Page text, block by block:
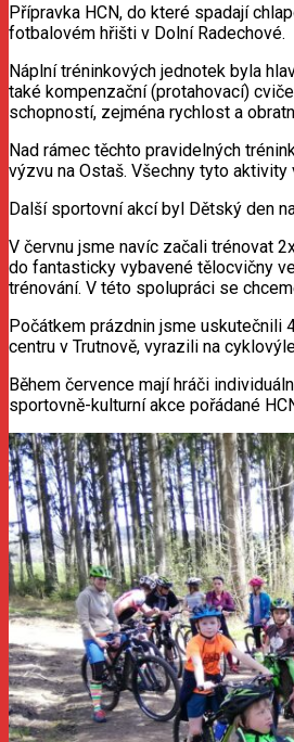
Přípravka HCN, do které spadají
fotbalovém hřišti v Dolní Radechové.
Náplní tréninkových jednotek byla
také kompenzační (protahovací)
schopností, zejména rychlost a
Nad rámec těchto pravidelných
výzvu na Ostaš. Všechny tyto
Další sportovní akcí byl Dětský den
V červnu jsme navíc začali trénovat
do fantasticky vybavené tělocvičny
trénování. V této spolupráci se
Počátkem prázdnin jsme uskutečnili
centru v Trutnově, vyrazili na
Během července mají hráči
sportovně-kulturní akce pořádané